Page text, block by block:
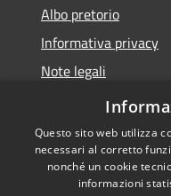
Albo pretorio
Informativa privacy
Note legali
Dichiarazione di
Questo sito web utilizza
necessari al corretto
nonché un cookie
informazioni